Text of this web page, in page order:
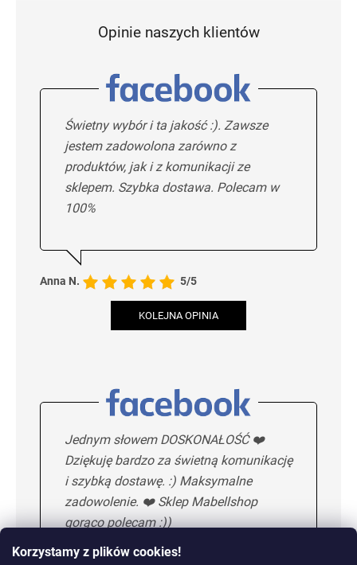
Korzystamy z plików cookies!
Opinie naszych klientów
Świetny wybór i ta jakość :). Zawsze
jestem zadowolona zarówno z
produktów, jak i z komunikacji ze
sklepem. Szybka dostawa. Polecam w
100%
Anna N. 5/5
KOLEJNA OPINIA
Jednym słowem DOSKONAŁOŚĆ ❤️
Dziękuję bardzo za świetną komunikację
i szybką dostawę. :) Maksymalne
zadowolenie. ❤️ Sklep Mabellshop
gorąco polecam :))